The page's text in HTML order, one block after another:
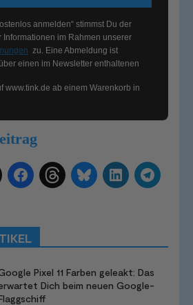
anmelden“ stimmst Du der
Informationen im Rahmen unserer
zu. Eine Abmeldung ist
einen im Newsletter enthaltenen
www.tink.de ab einem Warenkorb in
Pixel 11 Farben geleakt: Das
Dich beim neuen Google-